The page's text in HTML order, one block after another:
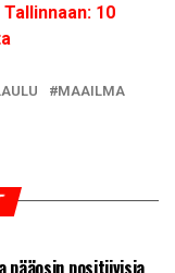
10
MAAILMA
pääosin positiivisia